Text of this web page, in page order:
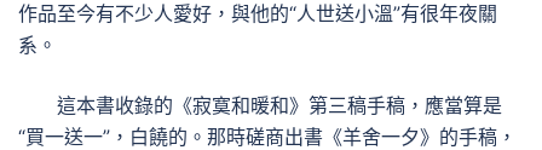
作品至今有不少人愛好，與他的“人世送小溫”有很年夜關
系。
這本書收錄的《寂寞和暖和》第三稿手稿，應當算是
“買一送一”，白饒的。那時磋商出書《羊舍一夕》的手稿，